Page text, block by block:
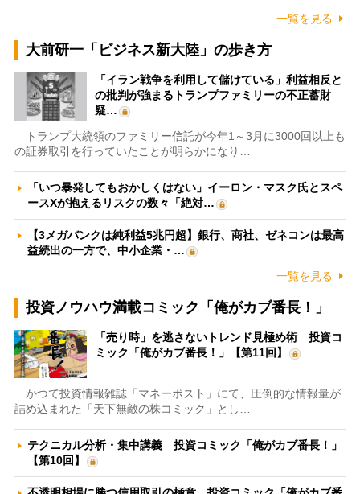
一覧を見る
大前研一「ビジネス新大陸」の歩き方
「イラン戦争を利用して儲けている」利益相反と
の批判が強まるトランプファミリーの不正蓄財
疑…
トランプ大統領のファミリー信託が今年1～3月に3000回以上も
の証券取引を行っていたことが明らかになり…
「いつ暴発してもおかしくはない」イーロン・マスク氏とスペ
ースXが抱えるリスクの数々「絶対…
【3メガバンクは純利益5兆円超】銀行、商社、ゼネコンは最高
益続出の一方で、中小企業・…
一覧を見る
投資ノウハウ満載コミック「俺がカブ番長！」
「売り時」を逃さないトレンド見極め術 投資コ
ミック「俺がカブ番長！」【第11回】
かつて投資情報雑誌「マネーポスト」にて、圧倒的な情報量が
詰め込まれた「天下無敵の株コミック」とし…
テクニカル分析・集中講義 投資コミック「俺がカブ番長！」
【第10回】